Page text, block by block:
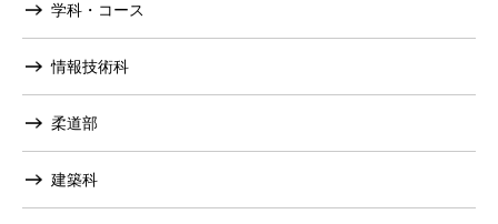
学科・コース
情報技術科
柔道部
建築科